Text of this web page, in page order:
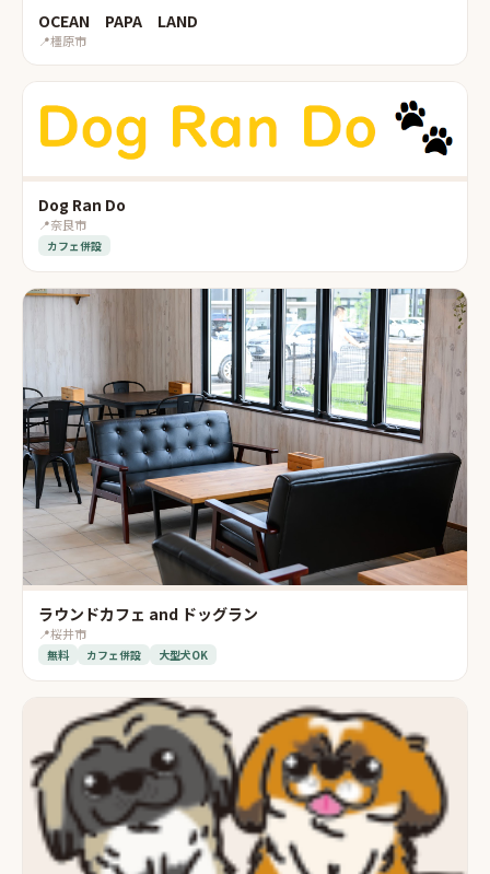
OCEAN PAPA LAND
📍橿原市
Dog Ran Do
📍奈良市
カフェ併設
ラウンドカフェ and ドッグラン
📍桜井市
無料 カフェ併設 大型犬OK